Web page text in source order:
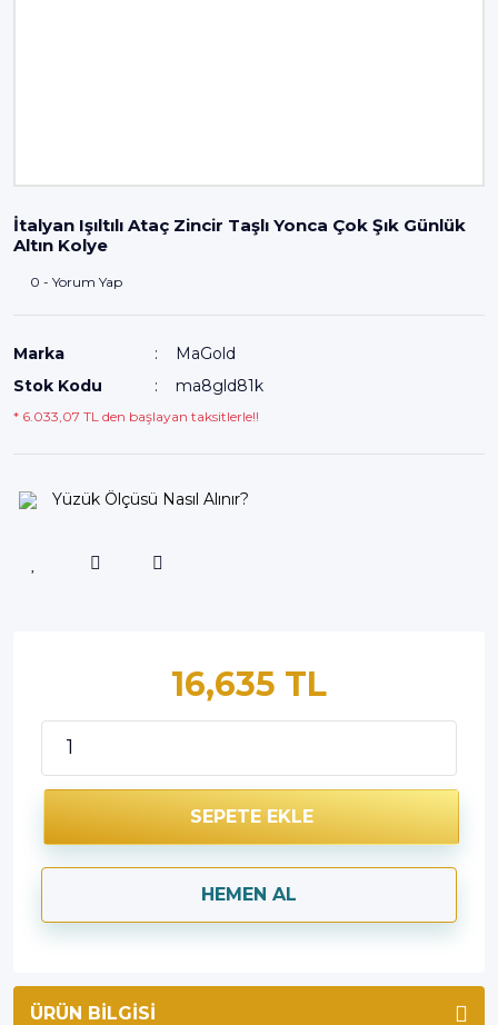
İtalyan Işıltılı Ataç Zincir Taşlı Yonca Çok Şık Günlük
Altın Kolye
0 - Yorum Yap
Marka
MaGold
Stok Kodu
ma8gld81k
* 6.033,07 TL den başlayan taksitlerle!!
Yüzük Ölçüsü Nasıl Alınır?
16,635 TL
SEPETE EKLE
HEMEN AL
ÜRÜN BILGISI